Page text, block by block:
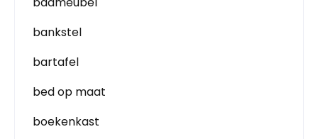
bankstel
bartafel
bed op maat
boekenkast